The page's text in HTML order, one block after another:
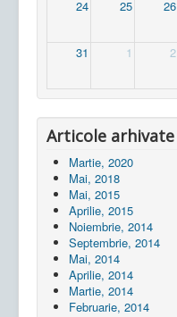
24 25 26
31 1 2
Articole arhivate
Martie, 2020
Mai, 2018
Mai, 2015
Aprilie, 2015
Noiembrie, 2014
Septembrie, 2014
Mai, 2014
Aprilie, 2014
Martie, 2014
Februarie, 2014